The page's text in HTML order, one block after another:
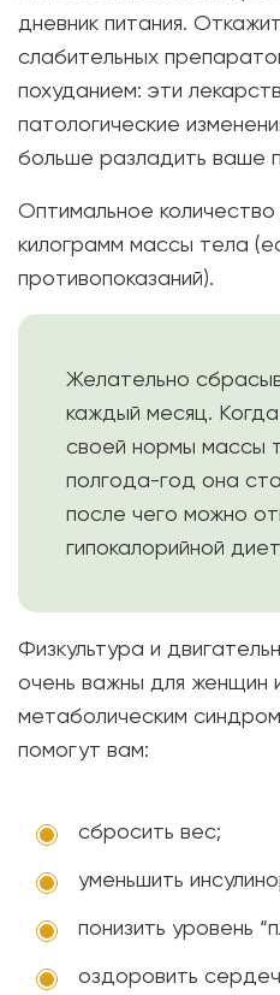
дневник питания.
слабительных
похуданием: эти
патологические
больше разладить ваше
Оптимальное
килограмм массы тела
противопоказаний).
Желательно
каждый месяц.
своей нормы массы
полгода-год она
после чего можно
гипокалорийной
Физкультура и
очень важны для женщин
метаболическим
помогут вам:
сбросить вес;
уменьшить
понизить уровень
оздоровить